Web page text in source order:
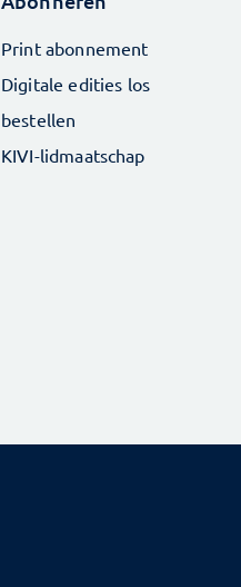
Print abonnement
Digitale edities los
bestellen
KIVI-lidmaatschap